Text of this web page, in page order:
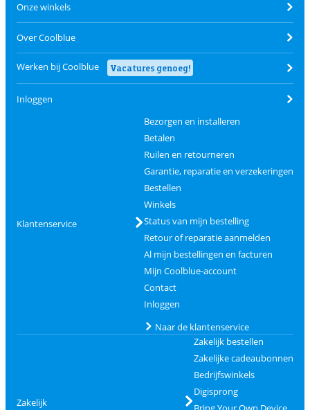
Onze winkels
Over Coolblue
Werken bij Coolblue Vacatures genoeg!
Inloggen
Klantenservice
Bezorgen en installeren
Betalen
Ruilen en retourneren
Garantie, reparatie en verzekeringen
Bestellen
Winkels
Status van mijn bestelling
Retour of reparatie aanmelden
Al mijn bestellingen en facturen
Mijn Coolblue-account
Contact
Inloggen
Naar de klantenservice
Zakelijk
Zakelijk bestellen
Zakelijke cadeaubonnen
Bedrijfswinkels
Digisprong